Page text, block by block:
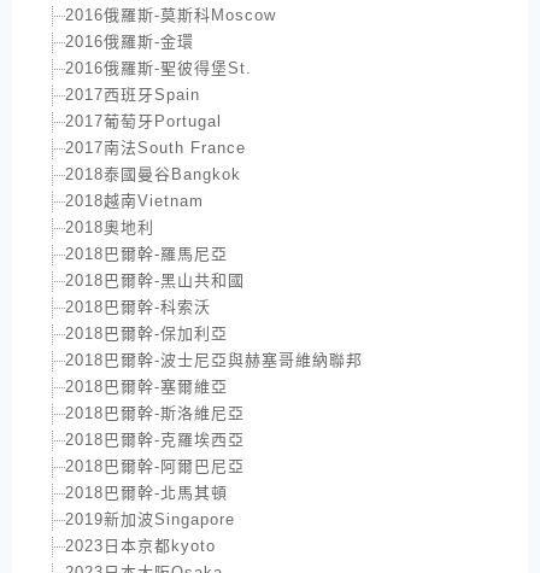
2016俄羅斯-莫斯科Moscow
2016俄羅斯-金環
2016俄羅斯-聖彼得堡St.
2017西班牙Spain
2017葡萄牙Portugal
2017南法South France
2018泰國曼谷Bangkok
2018越南Vietnam
2018奧地利
2018巴爾幹-羅馬尼亞
2018巴爾幹-黑山共和國
2018巴爾幹-科索沃
2018巴爾幹-保加利亞
2018巴爾幹-波士尼亞與赫塞哥維納聯邦
2018巴爾幹-塞爾維亞
2018巴爾幹-斯洛維尼亞
2018巴爾幹-克羅埃西亞
2018巴爾幹-阿爾巴尼亞
2018巴爾幹-北馬其頓
2019新加波Singapore
2023日本京都kyoto